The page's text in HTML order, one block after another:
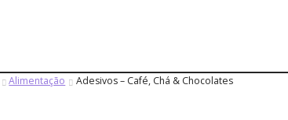
Alimentação Adesivos – Café, Chá & Chocolates